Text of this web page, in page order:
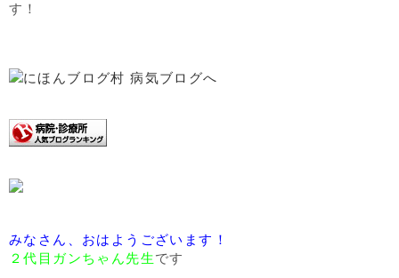
す！
みなさん、おはようございます！
２代目ガンちゃん先生です